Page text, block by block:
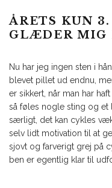
ÅRETS KUN
GLÆDER MIG
Nu har jeg ingen sten i
blevet pillet ud endnu,
er sikkert, når man har
så føles nogle sting og et
særligt, det kan cykles
selv lidt motivation til at
sjovt og farverigt grej på
ben er egentlig klar til